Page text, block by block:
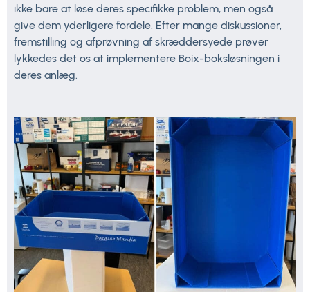
ikke bare at løse deres specifikke problem, men også
give dem yderligere fordele. Efter mange diskussioner,
fremstilling og afprøvning af skræddersyede prøver
lykkedes det os at implementere Boix-boksløsningen i
deres anlæg.